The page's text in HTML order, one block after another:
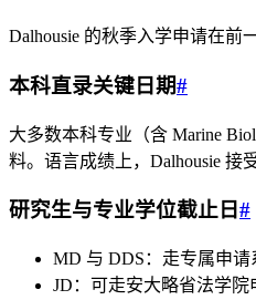
Dalhousie 的秋季入学申请在前
本科直录关键日期#
大多数本科专业（含 Marine
料。语言成绩上，Dalhousie 接
研究生与专业学位截止日 #
MD 与 DDS：走专属申请
JD：可走安大略省法学院